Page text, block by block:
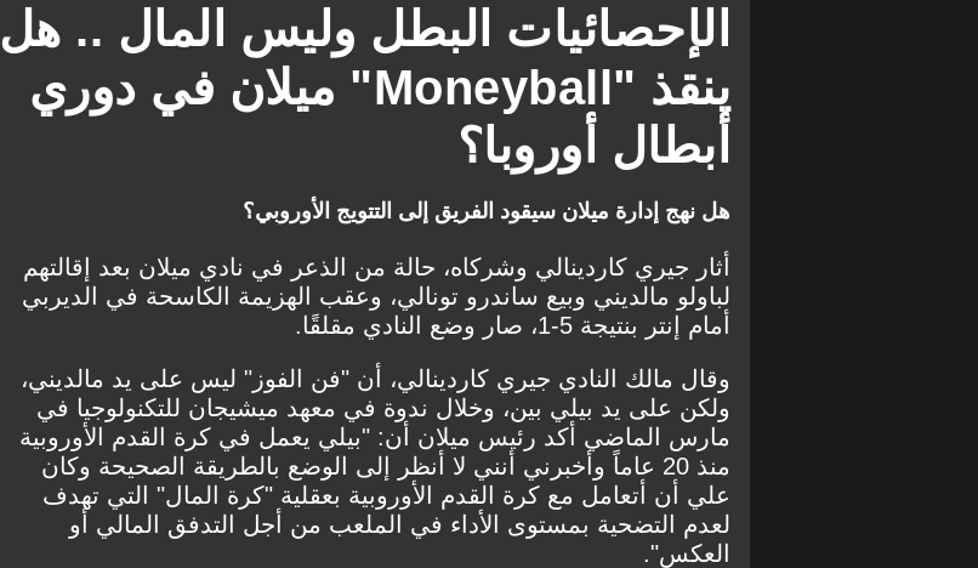
الإحصائيات البطل وليس المال .. هل
ينقذ "Moneyball" ميلان في دوري
أبطال أوروبا؟
هل نهج إدارة ميلان سيقود الفريق إلى التتويج الأوروبي؟
أثار جيري كاردينالي وشركاه، حالة من الذعر في نادي ميلان بعد إقالتهم
لباولو مالديني وبيع ساندرو تونالي، وعقب الهزيمة الكاسحة في الديربي
أمام إنتر بنتيجة 5-1، صار وضع النادي مقلقًا.
وقال مالك النادي جيري كاردينالي، أن "فن الفوز" ليس على يد مالديني،
ولكن على يد بيلي بين، وخلال ندوة في معهد ميشيجان للتكنولوجيا في
مارس الماضي أكد رئيس ميلان أن: "بيلي يعمل في كرة القدم الأوروبية
منذ 20 عاماً وأخبرني أنني لا أنظر إلى الوضع بالطريقة الصحيحة وكان
علي أن أتعامل مع كرة القدم الأوروبية بعقلية "كرة المال" التي تهدف
لعدم التضحية بمستوى الأداء في الملعب من أجل التدفق المالي أو
العكس".